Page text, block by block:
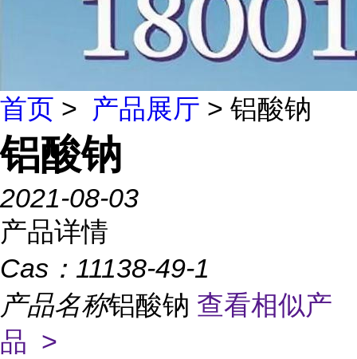
首页 > 产品展厅 > 铝酸钠
铝酸钠
2021-08-03
产品详情
Cas： 11138-49-1
产品名称铝酸钠 查看相似产
品 >